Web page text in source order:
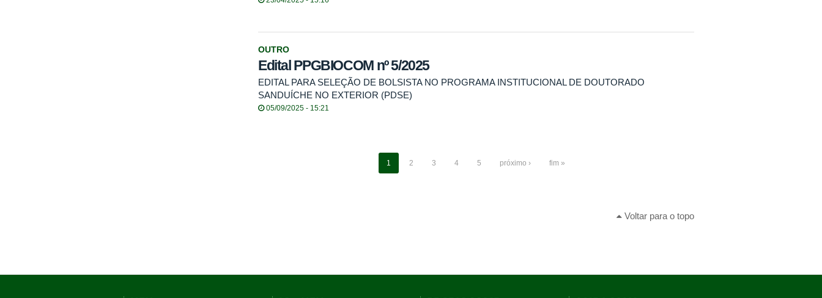
OUTRO
Edital PPGBIOCOM nº 5/2025
EDITAL PARA SELEÇÃO DE BOLSISTA NO PROGRAMA INSTITUCIONAL DE DOUTORADO
SANDUÍCHE NO EXTERIOR (PDSE)
05/09/2025 - 15:21
1 2 3 4 5 próximo › fim »
Voltar para o topo